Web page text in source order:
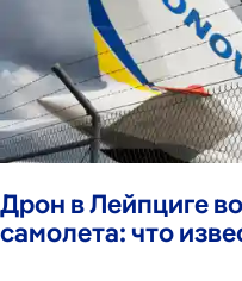
Дрон в Лейпциге
самолета: что